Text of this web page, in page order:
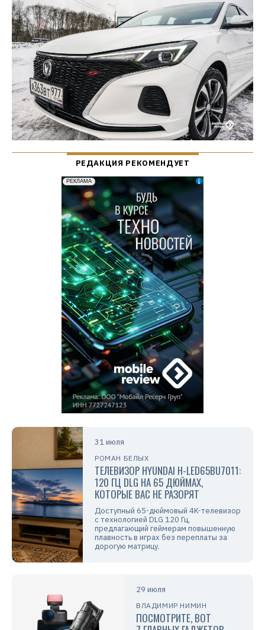
31 июля
РОМАН БЕЛЫХ
ТЕЛЕВИЗОР HYUNDAI H-LED65BU7011:
120 ГЦ DLG НА 65 ДЮЙМАХ,
КОТОРЫЕ ВАС НЕ РАЗОРЯТ
Доступный 65-дюймовый 4K-телевизор
с технологией DLG 120 Гц,
предлагающий геймерам повышенную
плавность в играх без переплаты за
дорогую матрицу.
29 июля
ВЛАДИМИР НИМИН
ПОСМОТРИТЕ, ВОТ